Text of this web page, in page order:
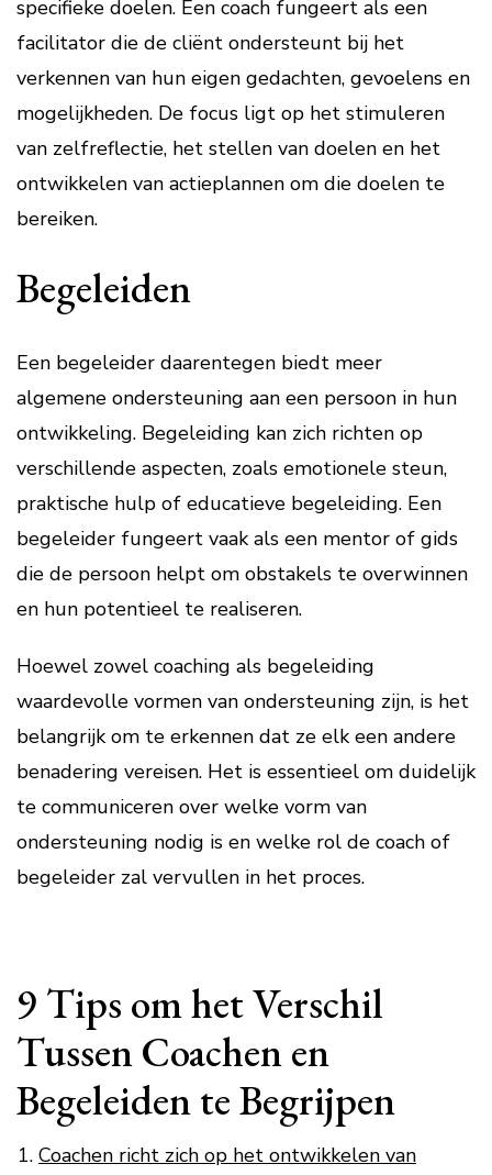
specifieke doelen. Een coach fungeert als een
facilitator die de cliënt ondersteunt bij het
verkennen van hun eigen gedachten, gevoelens en
mogelijkheden. De focus ligt op het stimuleren
van zelfreflectie, het stellen van doelen en het
ontwikkelen van actieplannen om die doelen te
bereiken.
Begeleiden
Een begeleider daarentegen biedt meer
algemene ondersteuning aan een persoon in hun
ontwikkeling. Begeleiding kan zich richten op
verschillende aspecten, zoals emotionele steun,
praktische hulp of educatieve begeleiding. Een
begeleider fungeert vaak als een mentor of gids
die de persoon helpt om obstakels te overwinnen
en hun potentieel te realiseren.
Hoewel zowel coaching als begeleiding
waardevolle vormen van ondersteuning zijn, is het
belangrijk om te erkennen dat ze elk een andere
benadering vereisen. Het is essentieel om duidelijk
te communiceren over welke vorm van
ondersteuning nodig is en welke rol de coach of
begeleider zal vervullen in het proces.
9 Tips om het Verschil
Tussen Coachen en
Begeleiden te Begrijpen
Coachen richt zich op het ontwikkelen van